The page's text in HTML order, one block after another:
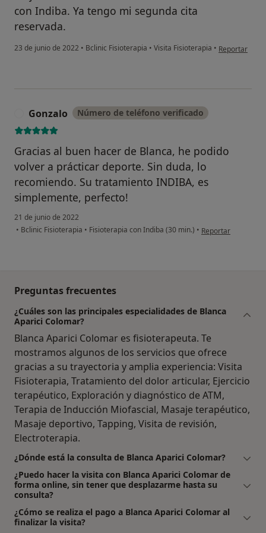
con Indiba. Ya tengo mi segunda cita
reservada.
23 de junio de 2022 • Bclinic Fisioterapia • Visita Fisioterapia • en opinión
Reportar
Gonzalo Número de teléfono verificado
Gracias al buen hacer de Blanca, he podido
volver a prácticar deporte. Sin duda, lo
recomiendo. Su tratamiento INDIBA, es
simplemente, perfecto!
21 de junio de 2022
• Bclinic Fisioterapia • Fisioterapia con Indiba (30 min.) • en opinión del
Reportar
Preguntas frecuentes
¿Cuáles son las principales especialidades de Blanca
Aparici Colomar?
Blanca Aparici Colomar es fisioterapeuta. Te
mostramos algunos de los servicios que ofrece
gracias a su trayectoria y amplia experiencia: Visita
Fisioterapia, Tratamiento del dolor articular, Ejercicio
terapéutico, Exploración y diagnóstico de ATM,
Terapia de Inducción Miofascial, Masaje terapéutico,
Masaje deportivo, Tapping, Visita de revisión,
Electroterapia.
¿Dónde está la consulta de Blanca Aparici Colomar?
¿Puedo hacer la visita con Blanca Aparici Colomar de
forma online, sin tener que desplazarme hasta su
consulta?
¿Cómo se realiza el pago a Blanca Aparici Colomar al
finalizar la visita?